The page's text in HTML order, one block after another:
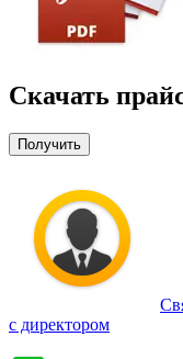
Скачать
Получить
с директором